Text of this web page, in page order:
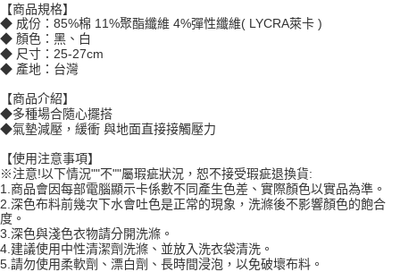
【商品規格】
◆ 成份：85%棉 11%聚酯纖維 4%彈性纖維( LYCRA萊卡 )
◆ 顏色：黑、白
◆ 尺寸：25-27cm
◆ 產地：台灣
【商品介紹】
◆多種場合隨心擺搭
◆氣墊減壓，緩衝 與地面直接接觸壓力
【使用注意事項】
※注意!以下情況""不""屬瑕疵狀況，恕不接受瑕疵退換貨:
1.商品會因每部電腦顯示卡係數不同產生色差、實際顏色以實品為準。
2.深色布料前幾次下水會吐色是正常的現象，洗滌後不影響顏色的飽合
度。
3.深色與淺色衣物請分開洗滌。
4.建議使用中性清潔劑洗滌、並放入洗衣袋清洗。
5.請勿使用柔軟劑、漂白劑、長時間浸泡，以免破壞布料。